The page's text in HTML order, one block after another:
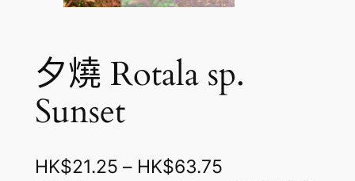
夕燒 Rotala sp.
Sunset
HK$21.25 – HK$63.75價